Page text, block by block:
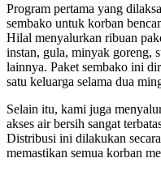
Program pertama yang
sembako untuk korban
Hilal menyalurkan ribuan
instan, gula, minyak goreng,
lainnya. Paket sembako ini
satu keluarga selama dua
Selain itu, kami juga
akses air bersih sangat
Distribusi ini dilakukan
memastikan semua korban